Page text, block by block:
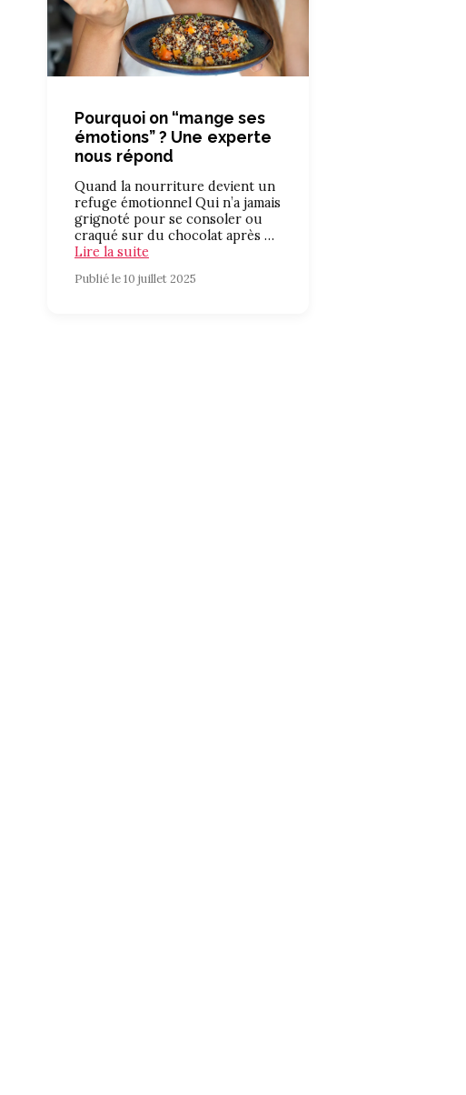
Pourquoi on “mange ses
émotions” ? Une experte
nous répond
Quand la nourriture devient un
refuge émotionnel Qui n’a jamais
grignoté pour se consoler ou
craqué sur du chocolat après …
Lire la suite
Publié le 10 juillet 2025